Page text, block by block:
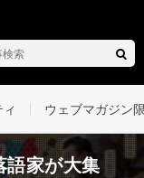
ウェブマガジン
語家が大集